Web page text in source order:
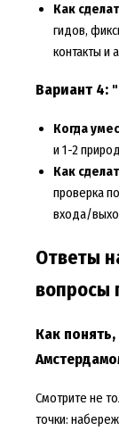
Как
гидов,
контакты и
Вариант 4:
Когда
и 1-2
Как
проверка
входа/
Ответы
вопросы
Как
Смотрите не
точки: